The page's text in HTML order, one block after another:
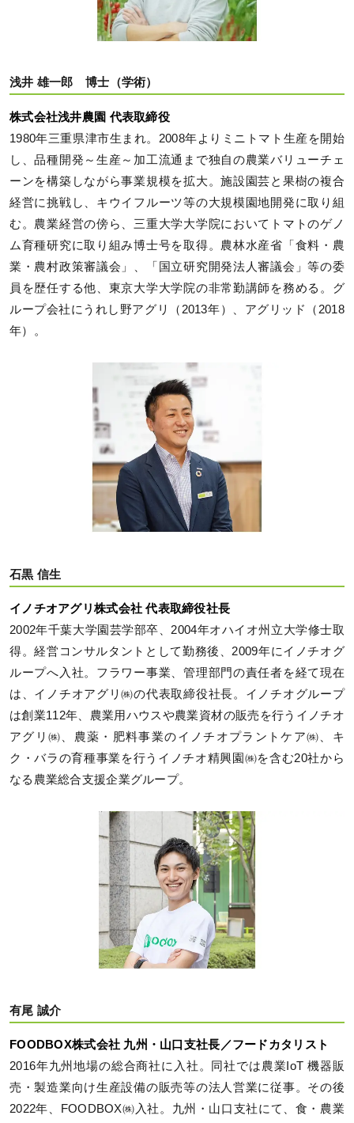
浅井 雄一郎 博士（学術）
株式会社浅井農園 代表取締役
1980年三重県津市生まれ。2008年よりミニトマト生産を開始
し、品種開発～生産～加工流通まで独自の農業バリューチェ
ーンを構築しながら事業規模を拡大。施設園芸と果樹の複合
経営に挑戦し、キウイフルーツ等の大規模園地開発に取り組
む。農業経営の傍ら、三重大学大学院においてトマトのゲノ
ム育種研究に取り組み博士号を取得。農林水産省「食料・農
業・農村政策審議会」、「国立研究開発法人審議会」等の委
員を歴任する他、東京大学大学院の非常勤講師を務める。グ
ループ会社にうれし野アグリ（2013年）、アグリッド（2018
年）。
石黒 信生
イノチオアグリ株式会社 代表取締役社長
2002年千葉大学園芸学部卒、2004年オハイオ州立大学修士取
得。経営コンサルタントとして勤務後、2009年にイノチオグ
ループへ入社。フラワー事業、管理部門の責任者を経て現在
は、イノチオアグリ㈱の代表取締役社長。イノチオグループ
は創業112年、農業用ハウスや農業資材の販売を行うイノチオ
アグリ㈱、農薬・肥料事業のイノチオプラントケア㈱、キ
ク・バラの育種事業を行うイノチオ精興園㈱を含む20社から
なる農業総合支援企業グループ。
有尾 誠介
FOODBOX株式会社 九州・山口支社長／フードカタリスト
2016年九州地場の総合商社に入社。同社では農業IoT 機器販
売・製造業向け生産設備の販売等の法人営業に従事。その後
2022年、FOODBOX㈱入社。九州・山口支社にて、食・農業